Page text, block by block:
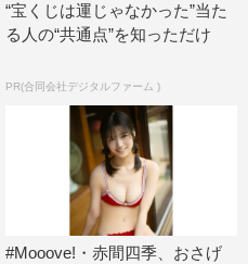
“宝くじは運じゃなかった”当た
る人の“共通点”を知っただけ
PR(合同会社デジタルファーム )
#Mooove!・赤間四季、おさげ